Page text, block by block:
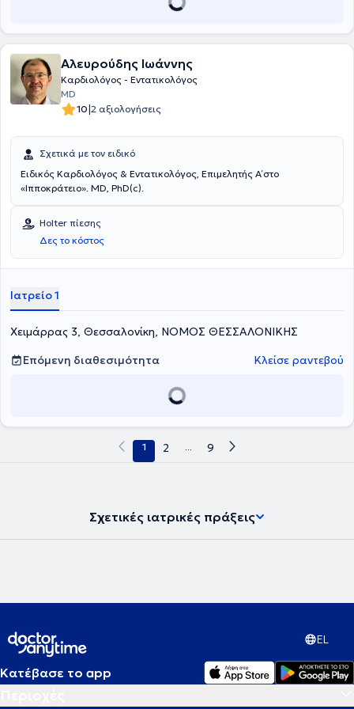
Ντυνάν", ενώ διατηρεί συνεργασία και με τις καρδιολογικές
Καρδιολογικής Εταιρείας, της Ευρωπαϊκής Εταιρςίας Πρόληψης
και Αποκατάστασης της Καρδιαγγειακής Νόσου και της
Ευρωπαϊκής Εταιρείας Καρδιακής Ανεπάρκειας.
Αλευρούδης Ιωάννης
Καρδιολόγος - Εντατικολόγος
MD
10|2 αξιολογήσεις
Σχετικά με τον ειδικό
Ειδικός Καρδιολόγος & Εντατικολόγος, Επιμελητής Α΄ στο
«Ιπποκράτειο». MD, PhD(c).
Holter πίεσης
Δες το κόστος
Ιατρείο 1
Χειμάρρας 3, Θεσσαλονίκη, ΝΟΜΟΣ ΘΕΣΣΑΛΟΝΙΚΗΣ
Επόμενη διαθεσιμότητα
Κλείσε ραντεβού
1 2 ... 9
Σχετικές ιατρικές πράξεις
EL
Κατέβασε το app